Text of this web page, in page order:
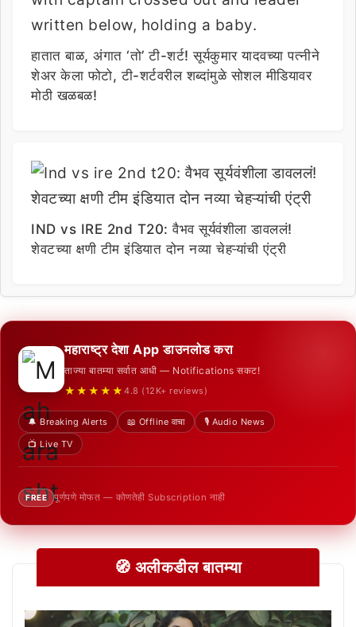
हातात बाळ, अंगात ‘तो’ टी-शर्ट! सूर्यकुमार यादवच्या पत्नीने
शेअर केला फोटो, टी-शर्टवरील शब्दांमुळे सोशल मीडियावर
मोठी खळबळ!
IND vs IRE 2nd T20: वैभव सूर्यवंशीला डावललं!
शेवटच्या क्षणी टीम इंडियात दोन नव्या चेहऱ्यांची एंट्री
महाराष्ट्र देशा App डाउनलोड करा
ताज्या बातम्या सर्वात आधी — Notifications सकट!
★★★★★ 4.8 (12K+ reviews)
🔔 Breaking Alerts 📖 Offline वाचा
🎙️ Audio News
📺 Live TV
FREE पूर्णपणे मोफत — कोणतेही Subscription नाही
🧭 अलीकडील बातम्या